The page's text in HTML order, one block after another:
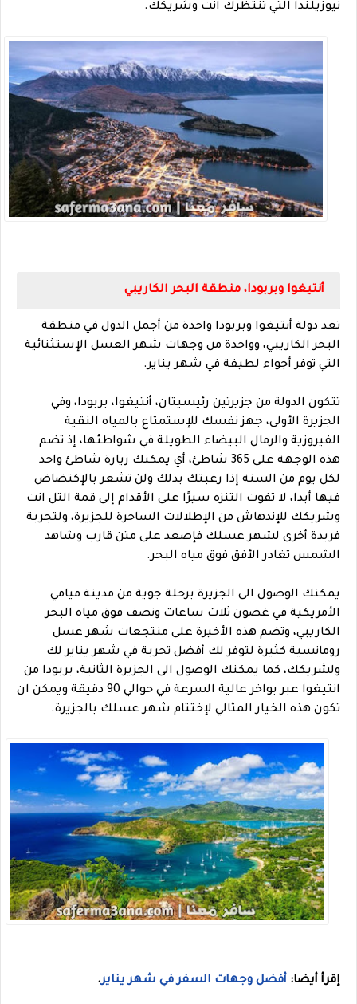
نيوزيلندا التي تنتظرك انت وشريكك.
أنتيغوا وبربودا، منطقة البحر الكاريبي
تعد دولة أنتيغوا وبربودا واحدة من أجمل الدول في منطقة
البحر الكاريبي، وواحدة من وجهات شهر العسل الإستثنائية
التي توفر أجواء لطيفة في شهر يناير.
تتكون الدولة من جزيرتين رئيسيتان، أنتيغوا، بربودا، وفي
الجزيرة الأولى، جهز نفسك للإستمتاع بالمياه النقية
الفيروزية والرمال البيضاء الطويلة في شواطئها، إذ تضم
هذه الوجهة على 365 شاطئ، أي يمكنك زيارة شاطئ واحد
لكل يوم من السنة إذا رغبتك بذلك ولن تشعر بالإكتضاض
فيها أبدا، لا تفوت التنزه سيرًا على الأقدام إلى قمة التل انت
وشريكك للإندهاش من الإطلالات الساحرة للجزيرة، ولتجربة
فريدة أخرى لشهر عسلك فإصعد على متن قارب وشاهد
الشمس تغادر الأفق فوق مياه البحر.
يمكنك الوصول الى الجزيرة برحلة جوية من مدينة ميامي
الأمريكية في غضون ثلاث ساعات ونصف فوق مياه البحر
الكاريبي، وتضم هذه الأخيرة على منتجعات شهر عسل
رومانسية كثيرة لتوفر لك أفضل تجربة في شهر يناير لك
ولشريكك، كما يمكنك الوصول الى الجزيرة الثانية، بربودا من
انتيغوا عبر بواخر عالية السرعة في حوالي 90 دقيقة ويمكن ان
تكون هذه الخيار المثالي لإختتام شهر عسلك بالجزيرة.
إقرأ أيضا: أفضل وجهات السفر في شهر يناير.